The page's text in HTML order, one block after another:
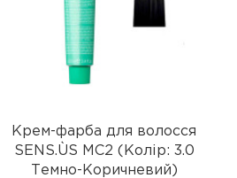
Крем-фарба для волосся
SENS.ÙS MC2 (Колір: 3.0
Темно-Коричневий)